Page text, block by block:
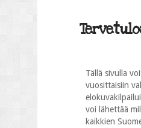
Tällä sivulla
vuosittaisiin
voi lähettää
kaikkien